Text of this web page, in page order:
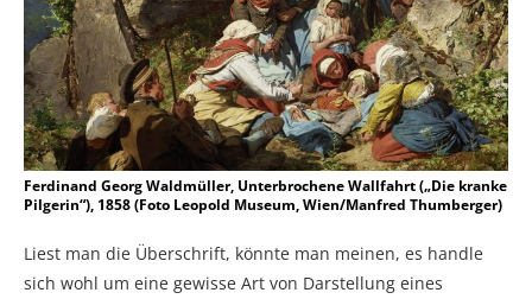
Ferdinand Georg Waldmüller, Unterbrochene Wallfahrt („Die kranke
Pilgerin“), 1858 (Foto Leopold Museum, Wien/Manfred Thumberger)
Liest man die Überschrift, könnte man meinen, es handle
sich wohl um eine gewisse Art von Darstellung eines